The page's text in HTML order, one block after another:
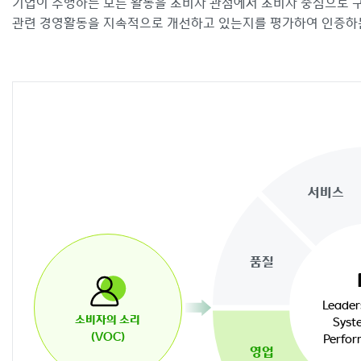
관련 경영활동을 지속적으로 개선하고 있는지를 평가하여 인증
소비자의 소리
(VOC)
품질
서비스
영업